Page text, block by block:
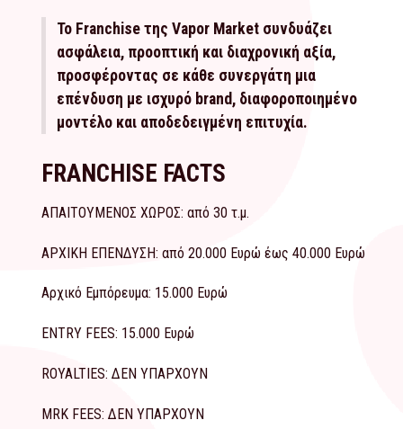
Το Franchise της Vapor Market συνδυάζει
ασφάλεια, προοπτική και διαχρονική αξία,
προσφέροντας σε κάθε συνεργάτη μια
επένδυση με ισχυρό brand, διαφοροποιημένο
μοντέλο και αποδεδειγμένη επιτυχία.
FRANCHISE FACTS
ΑΠΑΙΤΟΥΜΕΝΟΣ ΧΩΡΟΣ: από 30 τ.μ.
ΑΡΧΙΚΗ ΕΠΕΝΔΥΣΗ: από 20.000 Ευρώ έως 40.000 Ευρώ
Αρχικό Εμπόρευμα: 15.000 Ευρώ
ENTRY FEES: 15.000 Ευρώ
ROYALTIES: ΔΕΝ ΥΠΑΡΧΟΥΝ
MRK FEES: ΔΕΝ ΥΠΑΡΧΟΥΝ